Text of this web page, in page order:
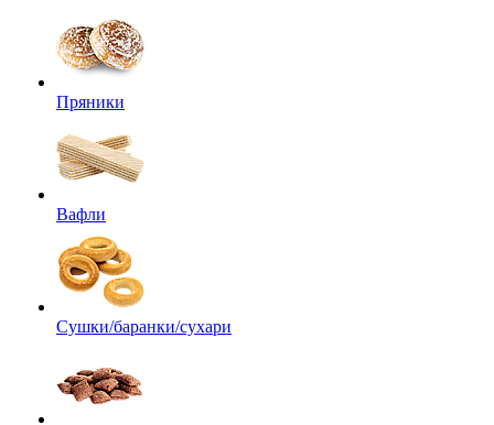
Пряники
Вафли
Сушки/баранки/сухари